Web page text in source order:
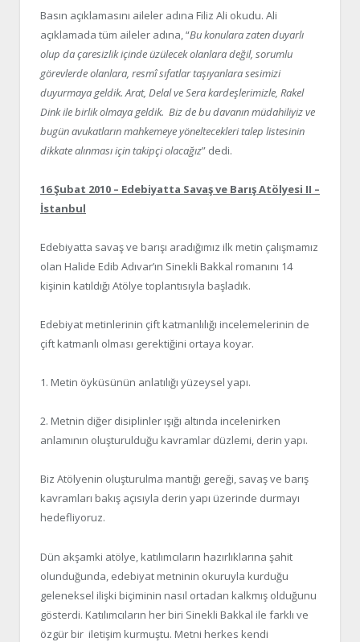
Basın açıklamasını aileler adına Filiz Ali okudu. Ali
açıklamada tüm aileler adına, “Bu konulara zaten duyarlı
olup da çaresizlik içinde üzülecek olanlara değil, sorumlu
görevlerde olanlara, resmî sıfatlar taşıyanlara sesimizi
duyurmaya geldik. Arat, Delal ve Sera kardeşlerimizle, Rakel
Dink ile birlik olmaya geldik. Biz de bu davanın müdahiliyiz ve
bugün avukatların mahkemeye yöneltecekleri talep listesinin
dikkate alınması için takipçi olacağız” dedi.
16 Şubat 2010 – Edebiyatta Savaş ve Barış Atölyesi II –
İstanbul
Edebiyatta savaş ve barışı aradığımız ilk metin çalışmamız
olan Halide Edib Adıvar’ın Sinekli Bakkal romanını 14
kişinin katıldığı Atölye toplantısıyla başladık.
Edebiyat metinlerinin çift katmanlılığı incelemelerinin de
çift katmanlı olması gerektiğini ortaya koyar.
1. Metin öyküsünün anlatılığı yüzeysel yapı.
2. Metnin diğer disiplinler ışığı altında incelenirken
anlamının oluşturulduğu kavramlar düzlemi, derin yapı.
Biz Atölyenin oluşturulma mantığı gereği, savaş ve barış
kavramları bakış açısıyla derin yapı üzerinde durmayı
hedefliyoruz.
Dün akşamki atölye, katılımcıların hazırlıklarına şahit
olunduğunda, edebiyat metninin okuruyla kurduğu
geleneksel ilişki biçiminin nasıl ortadan kalkmış olduğunu
gösterdi. Katılımcıların her biri Sinekli Bakkal ile farklı ve
özgür bir iletişim kurmuştu. Metni herkes kendi